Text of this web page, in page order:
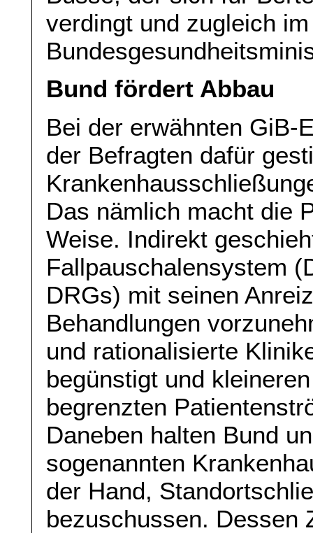
verdingt und zugleich
Bund fördert Abbau
Bei der erwähnten GiB-
der Befragten dafür
Das nämlich macht die
Weise. Indirekt
Fallpauschalensystem
DRGs) mit seinen
Behandlungen
und rationalisierte
begünstigt und
begrenzten
Daneben halten Bund
sogenannten
der Hand,
bezuschussen. Dessen